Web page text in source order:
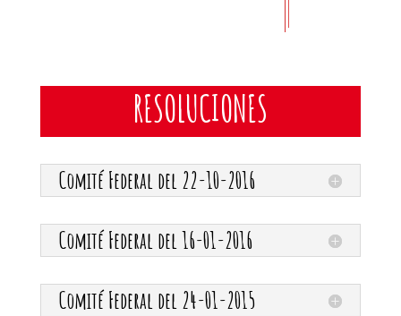
RESOLUCIONES
Comité Federal del 22-10-2016
Comité Federal del 16-01-2016
Comité Federal del 24-01-2015